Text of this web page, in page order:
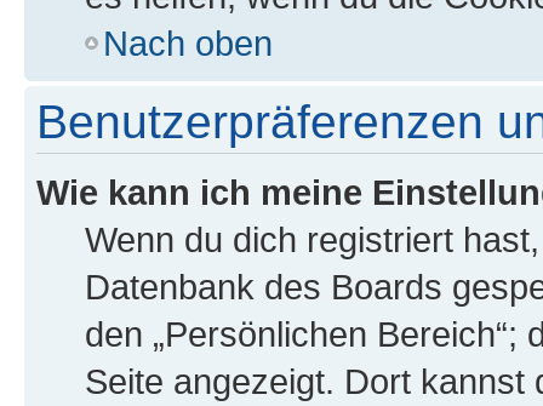
Nach oben
Benutzerpräferenzen
Wie kann ich meine
Wenn du dich registriert
Datenbank des Boards
den „Persönlichen
Seite angezeigt. Dort kannst